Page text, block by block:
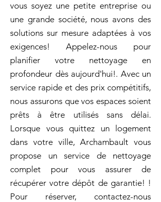
vous soyez une petite entreprise ou
une grande société, nous avons des
solutions sur mesure adaptées à vos
exigences! Appelez-nous pour
planifier votre nettoyage en
profondeur dès aujourd'hui!. Avec un
service rapide et des prix compétitifs,
nous assurons que vos espaces soient
prêts à être utilisés sans délai.
Lorsque vous quittez un logement
dans votre ville, Archambault vous
propose un service de nettoyage
complet pour vous assurer de
récupérer votre dépôt de garantie! !
Pour réserver, contactez-nous